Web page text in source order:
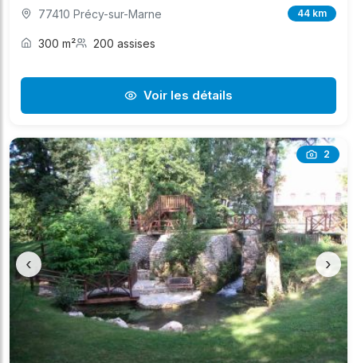
77410 Précy-sur-Marne 44 km
300 m² 200 assises
Voir les détails
2
‹ ›